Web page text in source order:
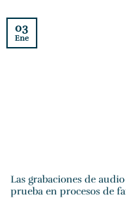
Las grabaciones de
prueba en procesos de
03
Ene